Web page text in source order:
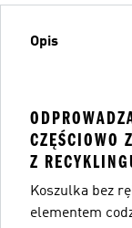
Opis
CZĘŚCIOWO
Z
Koszulka bez
elementem